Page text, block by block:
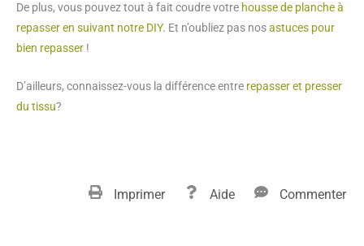
De plus, vous pouvez tout à fait coudre votre housse de planche à
repasser en suivant notre DIY. Et n’oubliez pas nosastuces pour
bien repasser !
D’ailleurs, connaissez-vous la différence entre repasser et presser
du tissu?
Imprimer Aide Commenter